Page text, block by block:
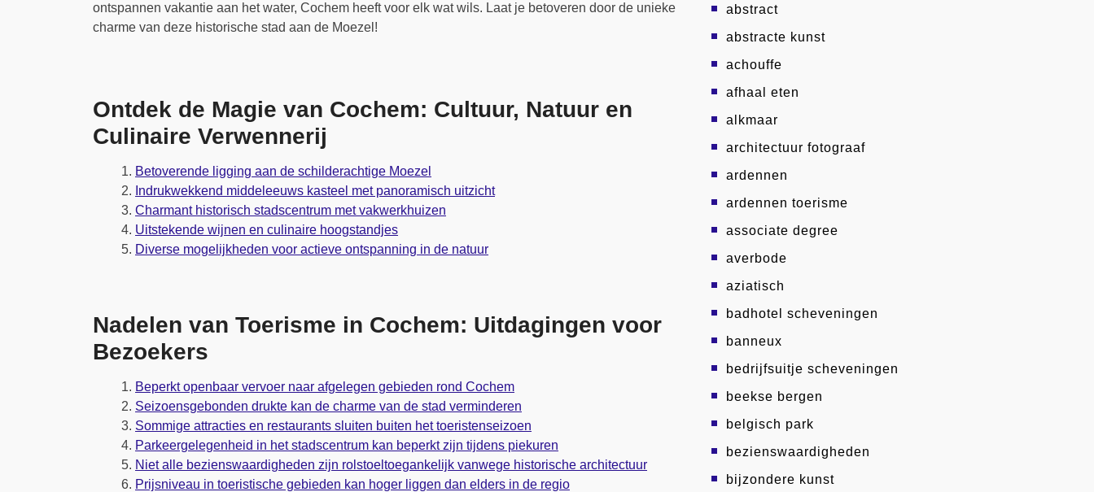
ontspannen vakantie aan het water, Cochem heeft voor elk wat wils. Laat je betoveren door de unieke
charme van deze historische stad aan de Moezel!
Ontdek de Magie van Cochem: Cultuur, Natuur en
Culinaire Verwennerij
Betoverende ligging aan de schilderachtige Moezel
Indrukwekkend middeleeuws kasteel met panoramisch uitzicht
Charmant historisch stadscentrum met vakwerkhuizen
Uitstekende wijnen en culinaire hoogstandjes
Diverse mogelijkheden voor actieve ontspanning in de natuur
Nadelen van Toerisme in Cochem: Uitdagingen voor
Bezoekers
Beperkt openbaar vervoer naar afgelegen gebieden rond Cochem
Seizoensgebonden drukte kan de charme van de stad verminderen
Sommige attracties en restaurants sluiten buiten het toeristenseizoen
Parkeergelegenheid in het stadscentrum kan beperkt zijn tijdens piekuren
Niet alle bezienswaardigheden zijn rolstoeltoegankelijk vanwege historische architectuur
Prijsniveau in toeristische gebieden kan hoger liggen dan elders in de regio
abstract
abstracte kunst
achouffe
afhaal eten
alkmaar
architectuur fotograaf
ardennen
ardennen toerisme
associate degree
averbode
aziatisch
badhotel scheveningen
banneux
bedrijfsuitje scheveningen
beekse bergen
belgisch park
bezienswaardigheden
bijzondere kunst